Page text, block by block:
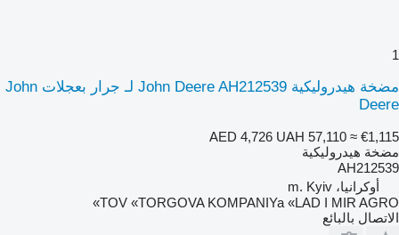
1
مضخة هيدروليكية John Deere AH212539 لـ جرار بعجلات John
Deere
AED 4,726 UAH 57,110 ≈ €1,115
مضخة هيدروليكية
AH212539
أوكرانيا، m. Kyiv
TOV «TORGOVA KOMPANIYa «LAD I MIR AGRO»
الاتصال بالبائع